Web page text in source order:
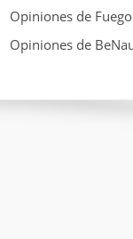
Opiniones de
Opiniones de